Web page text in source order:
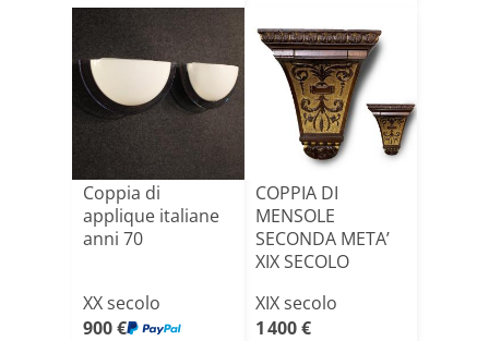
Coppia di
applique italiane
anni 70
XX secolo
900 €
COPPIA DI
MENSOLE
SECONDA META’
XIX SECOLO
XIX secolo
1 400 €